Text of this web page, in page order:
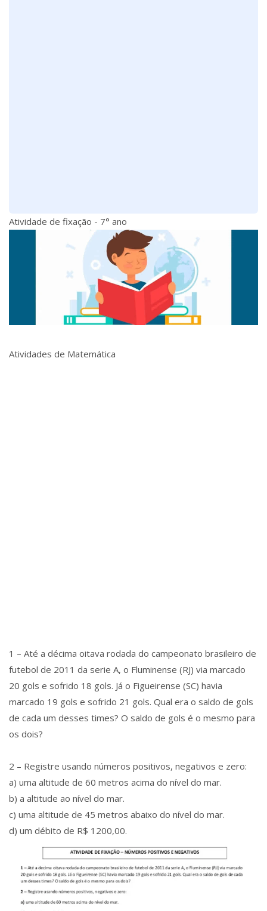
Atividade de fixação - 7° ano
Atividades de Matemática
1 – Até a décima oitava rodada do campeonato brasileiro de
futebol de 2011 da serie A, o Fluminense (RJ) via marcado
20 gols e sofrido 18 gols. Já o Figueirense (SC) havia
marcado 19 gols e sofrido 21 gols. Qual era o saldo de gols
de cada um desses times? O saldo de gols é o mesmo para
os dois?
2 – Registre usando números positivos, negativos e zero:
a) uma altitude de 60 metros acima do nível do mar.
b) a altitude ao nível do mar.
c) uma altitude de 45 metros abaixo do nível do mar.
d) um débito de R$ 1200,00.